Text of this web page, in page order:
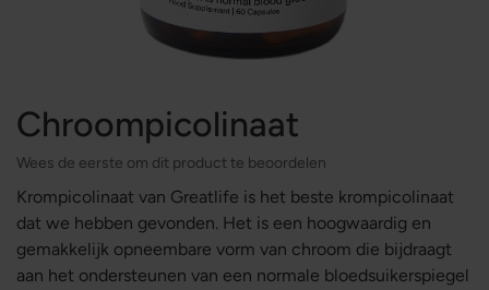
Chroompicolinaat
Wees de eerste om dit product te beoordelen
Krompicolinaat van Greatlife is het beste krompicolinaat
dat we hebben gevonden. Het is een hoogwaardig en
gemakkelijk opneembare vorm van chroom die bijdraagt
aan het ondersteunen van een normale bloedsuikerspiegel